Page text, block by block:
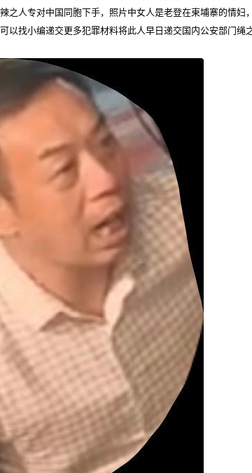
之人专对中国同胞下手，照片中女人是老登在柬埔寨的情
以找小编递交更多犯罪材料将此人早日递交国内公安部门